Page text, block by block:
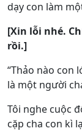
dạy con làm
[Xin lỗi nhé.
rồi.]
“Thảo nào con
là một người
Tôi nghe cuộc
cặp cha con kì